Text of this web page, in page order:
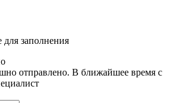
для заполнения
отправлено. В ближайшее время с